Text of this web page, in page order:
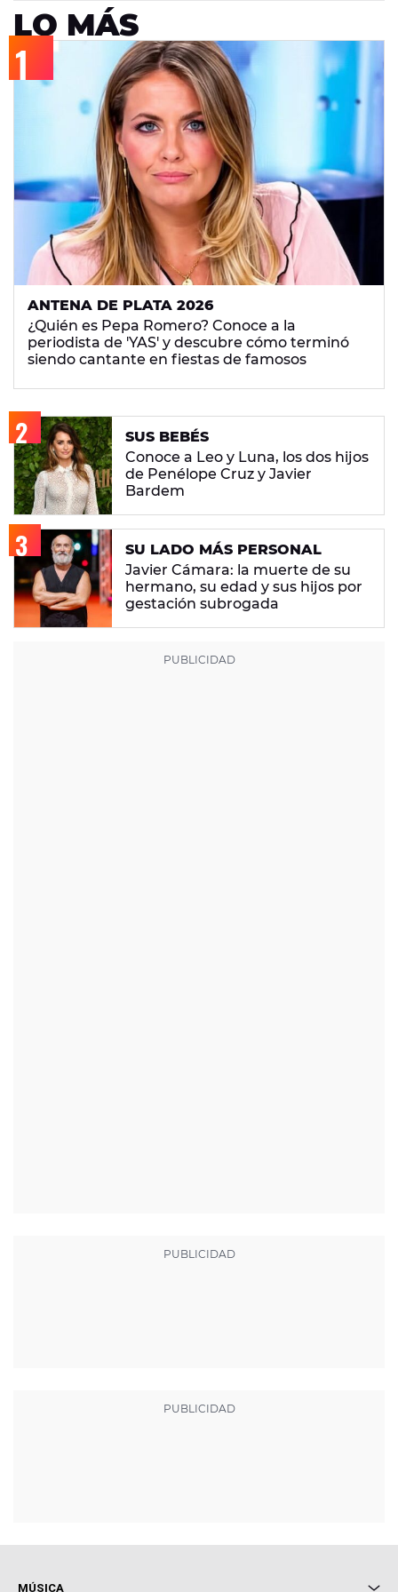
LO MÁS
ANTENA DE PLATA 2026
¿Quién es Pepa Romero? Conoce a la
periodista de 'YAS' y descubre cómo terminó
siendo cantante en fiestas de famosos
SUS BEBÉS
Conoce a Leo y Luna, los dos hijos
de Penélope Cruz y Javier
Bardem
SU LADO MÁS PERSONAL
Javier Cámara: la muerte de su
hermano, su edad y sus hijos por
gestación subrogada
MÚSICA